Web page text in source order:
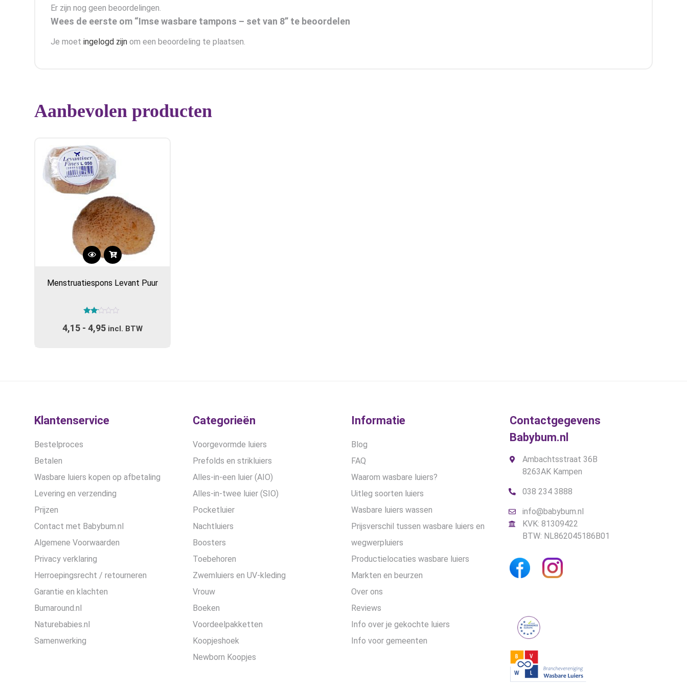
Er zijn nog geen beoordelingen.
Wees de eerste om “Imse wasbare tampons – set van 8” te beoordelen
Je moet ingelogd zijn om een beoordeling te plaatsen.
Aanbevolen producten
Dit
heeft
variaties.
optie
Menstruatiespons Levant Puur
2.00
uit 5
4,15 - 4,95Prijsklasse:
incl. BTW
Klantenservice
Bestelproces
Betalen
Wasbare luiers kopen op afbetaling
Levering en verzending
Prijzen
Contact met Babybum.nl
Algemene Voorwaarden
Privacy verklaring
Herroepingsrecht / retourneren
Garantie en klachten
Bumaround.nl
Naturebabies.nl
Samenwerking
Categorieën
Voorgevormde luiers
Prefolds en strikluiers
Alles-in-een luier (AIO)
Alles-in-twee luier (SIO)
Pocketluier
Nachtluiers
Boosters
Toebehoren
Zwemluiers en UV-kleding
Vrouw
Boeken
Voordeelpakketten
Koopjeshoek
Newborn Koopjes
Informatie
Blog
FAQ
Waarom wasbare luiers?
Uitleg soorten luiers
Wasbare luiers wassen
Prijsverschil tussen wasbare luiers en
wegwerpluiers
Productielocaties wasbare luiers
Markten en beurzen
Over ons
Reviews
Info over je gekochte luiers
Info voor gemeenten
Contactgegevens
Babybum.nl
Ambachtsstraat 36B
8263AK Kampen
038 234 3888
info@babybum.nl
KVK: 81309422
BTW: NL862045186B01